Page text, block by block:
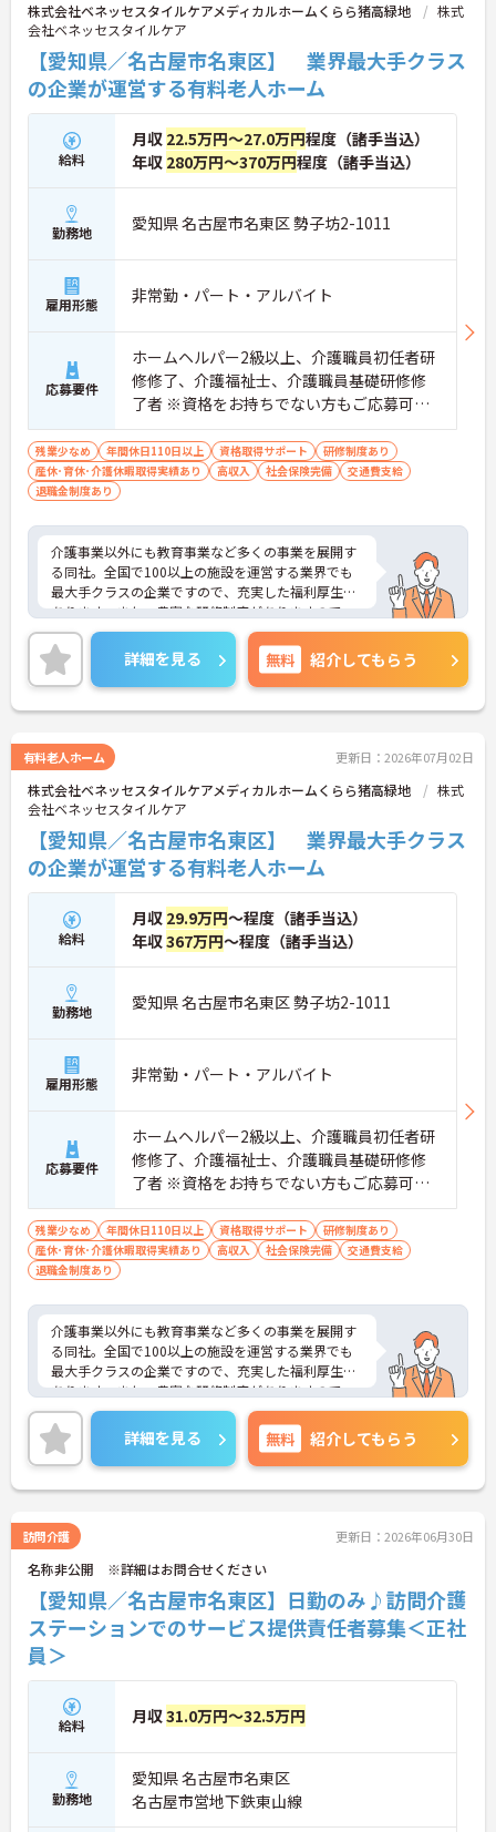
株式会社ベネッセスタイルケアメディカルホームくらら猪高緑地
株式
会社ベネッセスタイルケア
【愛知県／名古屋市名東区】 業界最大手クラス
の企業が運営する有料老人ホーム
給料
月収 22.5万円～27.0万円程度（諸手当込）
年収 280万円～370万円程度（諸手当込）
勤務地 愛知県 名古屋市名東区 勢子坊2-1011
雇用形態 非常勤・パート・アルバイト
応募要件
ホームヘルパー2級以上、介護職員初任者研
修修了、介護福祉士、介護職員基礎研修修
了者 ※資格をお持ちでない方もご応募可能
です。
残業少なめ 年間休日110日以上 資格取得サポート
研修制度あり
産休･育休･介護休暇取得実績あり
高収入 社会保険完備
交通費支給
退職金制度あり
介護事業以外にも教育事業など多くの事業を展開す
る同社。全国で100以上の施設を運営する業界でも
最大手クラスの企業ですので、充実した福利厚生が
あります。また、豊富な研修制度がありますので、
未経験の方も安心です。ご興味ある方には、面接対
策ポイントなど、さらに詳細をお話しいたしますの
でお気軽にご相談ください。
詳細を見る 無料 紹介してもらう
有料老人ホーム 更新日：2026年07月02日
株式会社ベネッセスタイルケアメディカルホームくらら猪高緑地
株式
会社ベネッセスタイルケア
【愛知県／名古屋市名東区】 業界最大手クラス
の企業が運営する有料老人ホーム
給料
月収 29.9万円～程度（諸手当込）
年収367万円～程度（諸手当込）
勤務地 愛知県 名古屋市名東区 勢子坊2-1011
雇用形態 非常勤・パート・アルバイト
応募要件
ホームヘルパー2級以上、介護職員初任者研
修修了、介護福祉士、介護職員基礎研修修
了者 ※資格をお持ちでない方もご応募可能
です。
残業少なめ 年間休日110日以上 資格取得サポート
研修制度あり
産休･育休･介護休暇取得実績あり
高収入 社会保険完備
交通費支給
退職金制度あり
介護事業以外にも教育事業など多くの事業を展開す
る同社。全国で100以上の施設を運営する業界でも
最大手クラスの企業ですので、充実した福利厚生が
あります。また、豊富な研修制度がありますので、
未経験の方も安心です。ご興味ある方には、面接対
策ポイントなど、さらに詳細をお話しいたしますの
でお気軽にご相談ください。
詳細を見る 無料 紹介してもらう
訪問介護 更新日：2026年06月30日
名称非公開 ※詳細はお問合せください
【愛知県／名古屋市名東区】日勤のみ♪訪問介護
ステーションでのサービス提供責任者募集＜正社
員＞
給料 月収31.0万円～32.5万円
勤務地
愛知県 名古屋市名東区
名古屋市営地下鉄東山線